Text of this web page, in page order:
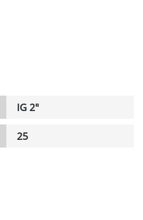
IG 2"
25